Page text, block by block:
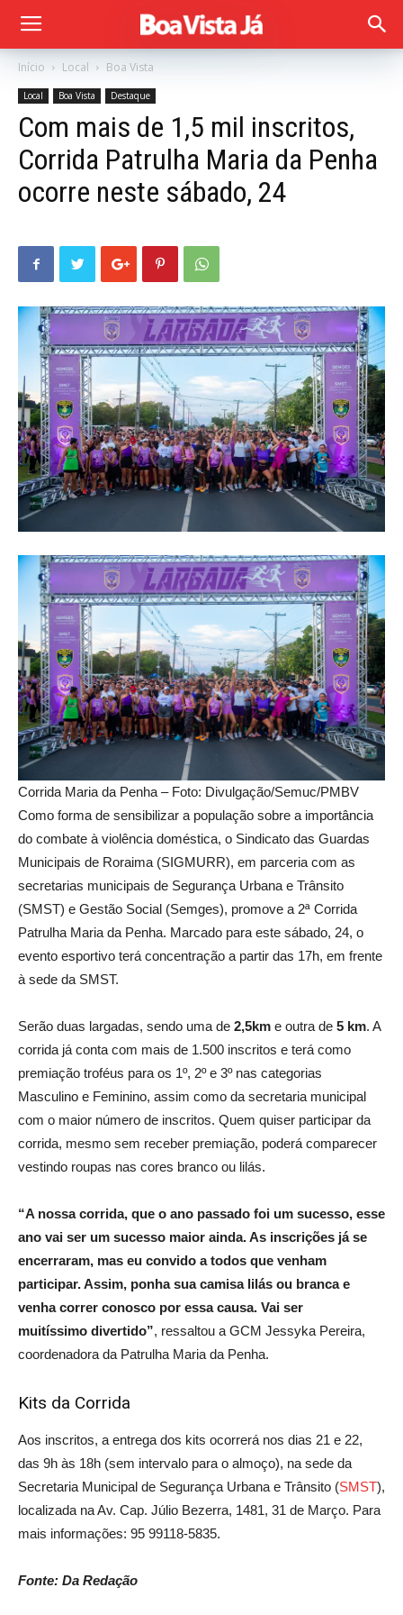
Início Local Boa Vista
Local Boa Vista Destaque
Com mais de 1,5 mil inscritos,
Corrida Patrulha Maria da Penha
ocorre neste sábado, 24
Corrida Maria da Penha – Foto: Divulgação/Semuc/PMBV
Como forma de sensibilizar a população sobre a importância
do combate à violência doméstica, o Sindicato das Guardas
Municipais de Roraima (SIGMURR), em parceria com as
secretarias municipais de Segurança Urbana e Trânsito
(SMST) e Gestão Social (Semges), promove a 2ª Corrida
Patrulha Maria da Penha. Marcado para este sábado, 24, o
evento esportivo terá concentração a partir das 17h, em frente
à sede da SMST.
Serão duas largadas, sendo uma de 2,5km e outra de 5 km. A
corrida já conta com mais de 1.500 inscritos e terá como
premiação troféus para os 1º, 2º e 3º nas categorias
Masculino e Feminino, assim como da secretaria municipal
com o maior número de inscritos. Quem quiser participar da
corrida, mesmo sem receber premiação, poderá comparecer
vestindo roupas nas cores branco ou lilás.
“A nossa corrida, que o ano passado foi um sucesso, esse
ano vai ser um sucesso maior ainda. As inscrições já se
encerraram, mas eu convido a todos que venham
participar. Assim, ponha sua camisa lilás ou branca e
venha correr conosco por essa causa. Vai ser
muitíssimo divertido”, ressaltou a GCM Jessyka Pereira,
coordenadora da Patrulha Maria da Penha.
Kits da Corrida
Aos inscritos, a entrega dos kits ocorrerá nos dias 21 e 22,
das 9h às 18h (sem intervalo para o almoço), na sede da
Secretaria Municipal de Segurança Urbana e Trânsito (SMST),
localizada na Av. Cap. Júlio Bezerra, 1481, 31 de Março. Para
mais informações: 95 99118-5835.
Fonte: Da Redação